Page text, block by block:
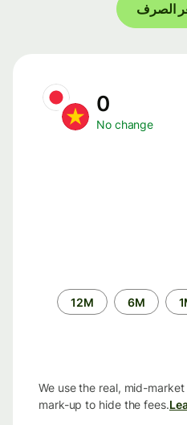
الصرف
0
No change
6M
12M
We use the real, mid-
mark-up to hide the fees.